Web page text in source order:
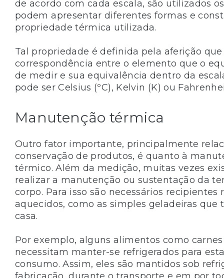
de acordo com cada escala, são utilizados
podem apresentar diferentes formas e
propriedade térmica utilizada.
Tal propriedade é definida pela aferição
correspondência entre o elemento que o
de medir e sua equivalência dentro da
pode ser Celsius (ºC), Kelvin (K) ou
Manutenção térmica
Outro fator importante, principalmente
conservação de produtos, é quanto à
térmico. Além da medição, muitas vezes
realizar a manutenção ou sustentação da
corpo. Para isso são necessários recipientes
aquecidos, como as simples geladeiras que
casa.
Por exemplo, alguns alimentos como
necessitam manter-se refrigerados para
consumo. Assim, eles são mantidos sob